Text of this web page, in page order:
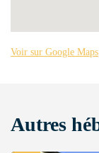
Voir sur Google Maps
Autres